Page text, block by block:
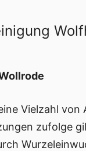
Vielzahl von
zufolge